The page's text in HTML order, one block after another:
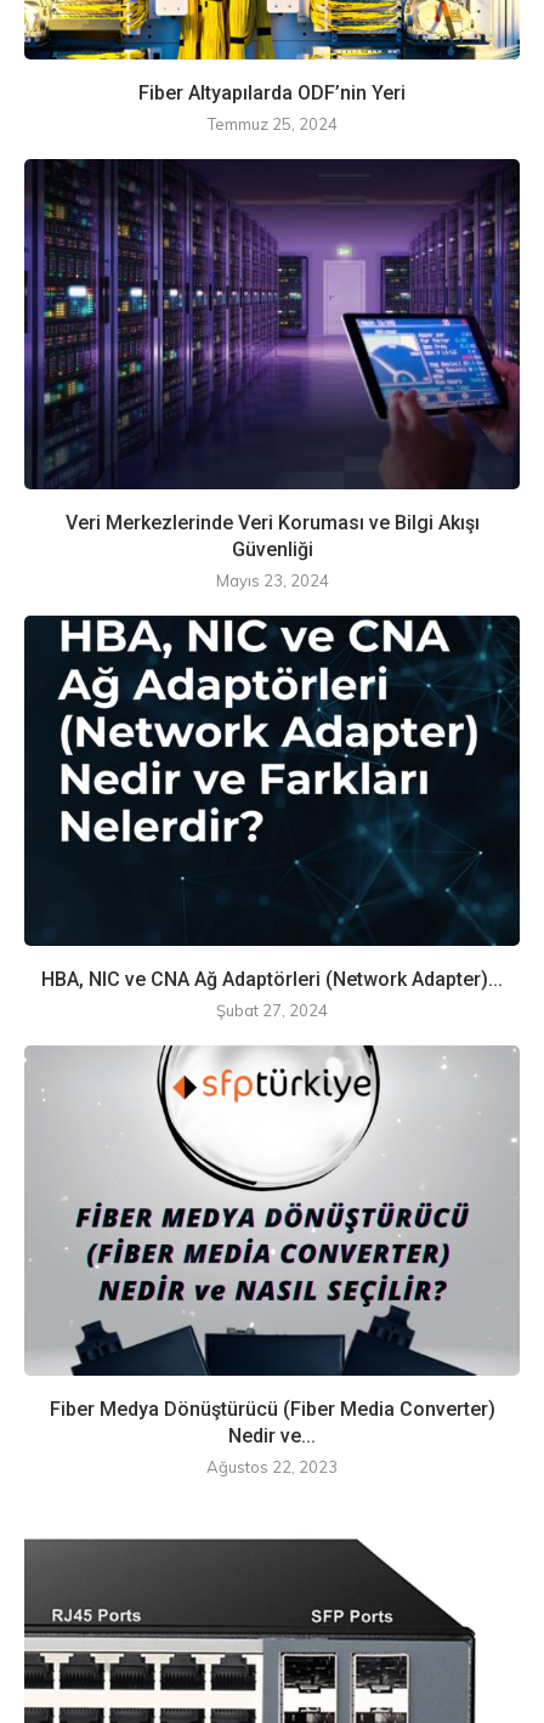
Fiber Altyapılarda ODF’nin Yeri
Temmuz 25, 2024
Veri Merkezlerinde Veri Koruması ve Bilgi Akışı
Güvenliği
Mayıs 23, 2024
HBA, NIC ve CNA Ağ Adaptörleri (Network Adapter)...
Şubat 27, 2024
Fiber Medya Dönüştürücü (Fiber Media Converter)
Nedir ve...
Ağustos 22, 2023